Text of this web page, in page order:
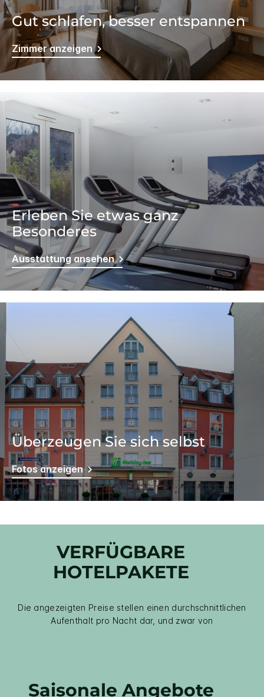
Gut schlafen, besser entspannen
Zimmer anzeigen
Erleben Sie etwas ganz
Besonderes
Ausstattung ansehen
Überzeugen Sie sich selbst
Fotos anzeigen
VERFÜGBARE
HOTELPAKETE
Die angezeigten Preise stellen einen durchschnittlichen
Aufenthalt pro Nacht dar, und zwar von
Saisonale Angebote